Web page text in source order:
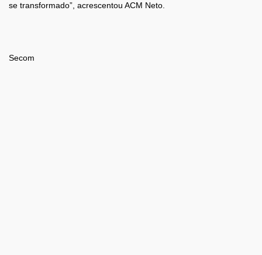
se transformado”, acrescentou ACM Neto.
Secom